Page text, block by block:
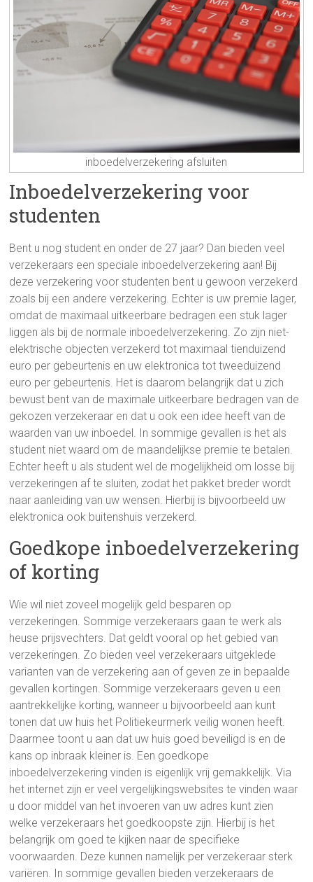
inboedelverzekering afsluiten
Inboedelverzekering voor
studenten
Bent u nog student en onder de 27 jaar? Dan bieden veel
verzekeraars een speciale inboedelverzekering aan! Bij
deze verzekering voor studenten bent u gewoon verzekerd
zoals bij een andere verzekering. Echter is uw premie lager,
omdat de maximaal uitkeerbare bedragen een stuk lager
liggen als bij de normale inboedelverzekering. Zo zijn niet-
elektrische objecten verzekerd tot maximaal tienduizend
euro per gebeurtenis en uw elektronica tot tweeduizend
euro per gebeurtenis. Het is daarom belangrijk dat u zich
bewust bent van de maximale uitkeerbare bedragen van de
gekozen verzekeraar en dat u ook een idee heeft van de
waarden van uw inboedel. In sommige gevallen is het als
student niet waard om de maandelijkse premie te betalen.
Echter heeft u als student wel de mogelijkheid om losse bij
verzekeringen af te sluiten, zodat het pakket breder wordt
naar aanleiding van uw wensen. Hierbij is bijvoorbeeld uw
elektronica ook buitenshuis verzekerd.
Goedkope inboedelverzekering
of korting
Wie wil niet zoveel mogelijk geld besparen op
verzekeringen. Sommige verzekeraars gaan te werk als
heuse prijsvechters. Dat geldt vooral op het gebied van
verzekeringen. Zo bieden veel verzekeraars uitgeklede
varianten van de verzekering aan of geven ze in bepaalde
gevallen kortingen. Sommige verzekeraars geven u een
aantrekkelijke korting, wanneer u bijvoorbeeld aan kunt
tonen dat uw huis het Politiekeurmerk veilig wonen heeft.
Daarmee toont u aan dat uw huis goed beveiligd is en de
kans op inbraak kleiner is. Een goedkope
inboedelverzekering vinden is eigenlijk vrij gemakkelijk. Via
het internet zijn er veel vergelijkingswebsites te vinden waar
u door middel van het invoeren van uw adres kunt zien
welke verzekeraars het goedkoopste zijn. Hierbij is het
belangrijk om goed te kijken naar de specifieke
voorwaarden. Deze kunnen namelijk per verzekeraar sterk
variëren. In sommige gevallen bieden verzekeraars de